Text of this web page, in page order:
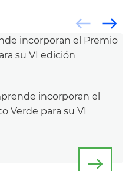
incorporan el
Verde para su VI
east
east
west